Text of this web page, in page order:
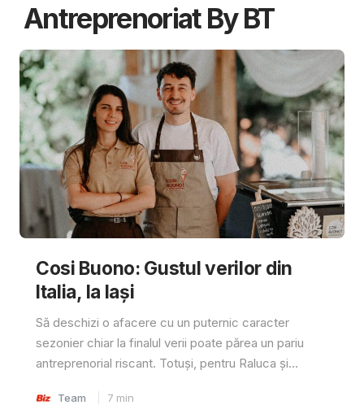
Antreprenoriat By BT
Cosi Buono: Gustul verilor din
Italia, la Iași
Să deschizi o afacere cu un puternic caracter
sezonier chiar la finalul verii poate părea un pariu
antreprenorial riscant. Totuși, pentru Raluca și...
Team 7 min